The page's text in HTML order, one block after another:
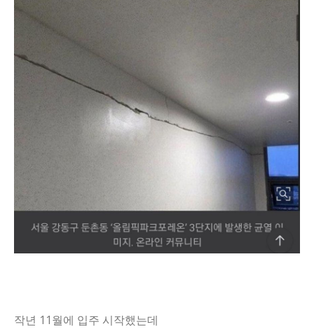
작년 11월에 입주 시작했는데